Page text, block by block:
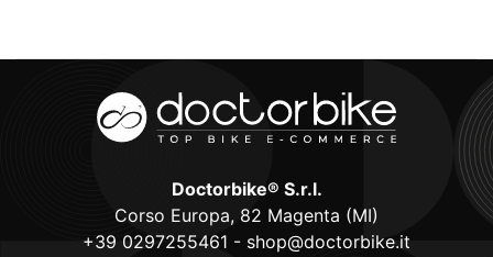
Doctorbike® S.r.l.
Corso Europa, 82 Magenta (MI)
+39 0297255461 - shop@doctorbike.it